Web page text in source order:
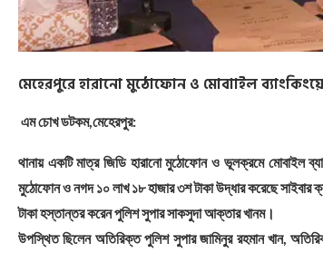
মেহেরপুরে হারানো মুঠোফোন ও মোবাাইল
এম চোখ ডটকম,মেহেরপুর:
থানায় একটি মাত্র জিডি হারানো মুঠোফোন ও ভূলক্রমে মোবাইল
মুঠোফোন ও নগদ ১০ লাখ ১৮ হাজার ৩শ টাকা উদ্ধার করেছে
টাকা হস্তান্তর করেন পুলিশ সুপার সাকসুদা আক্তার খানম।
উপস্থিত ছিলেন অতিরিক্ত পুলিশ সুপার জামিনুর রহমান খান,